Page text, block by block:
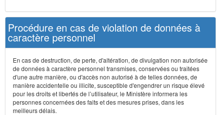
Procédure en cas de violation de données à
caractère personnel
En cas de destruction, de perte, d'altération, de divulgation non autorisée
de données à caractère personnel transmises, conservées ou traitées
d'une autre manière, ou d'accès non autorisé à de telles données, de
manière accidentelle ou illicite, susceptible d'engendrer un risque élevé
pour les droits et libertés de l’utilisateur, le Ministère informera les
personnes concernées des faits et des mesures prises, dans les
meilleurs délais.